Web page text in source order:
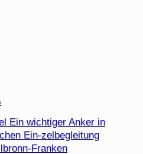
Ein wichtiger Anker in
Ein-zelbegleitung
Franken